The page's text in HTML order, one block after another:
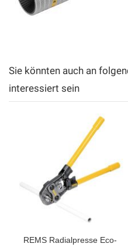
Sie könnten auch an
interessiert sein
REMS Radialpresse Eco-